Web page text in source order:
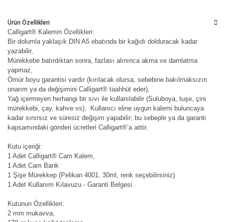
Ürün Özellikleri
Calligart® Kalemin Özellikleri:
Bir dolumla yaklaşık DIN A5 ebatında bir kağıdı dolduracak kadar
yazabilir,
Mürekkebe batırdıktan sonra, fazlası alınınca akma ve damlatma
yapmaz,
Ömür boyu garantisi vardır (kırılacak olursa, sebebine bakılmaksızın
onarım ya da değişimini Calligart® taahhüt eder),
Yağ içermeyen herhangi bir sıvı ile kullanılabilir (Suluboya, tuşe, çini
mürekkebi, çay, kahve vs), Kullanıcı eline uygun kalemi buluncaya
kadar sınırsız ve süresiz değişim yapabilir; bu sebeple ya da garanti
kapsamındaki gönderi ücretleri Calligart®’a aittir.
Kutu içeriği:
1 Adet Calligart® Cam Kalem,
1 Adet Cam Bank
1 Şişe Mürekkep (Pelikan 4001, 30ml, renk seçebilirsiniz)
1 Adet Kullanım Kılavuzu - Garanti Belgesi.
Kutunun Özellikleri:
2 mm mukavva,